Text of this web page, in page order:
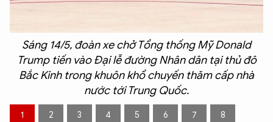
Sáng 14/5, đoàn xe chở Tổng thống Mỹ Donald
Trump tiến vào Đại lễ đường Nhân dân tại thủ đô
Bắc Kinh trong khuôn khổ chuyến thăm cấp nhà
nước tới Trung Quốc.
1 2 3 4 5 6 7 8